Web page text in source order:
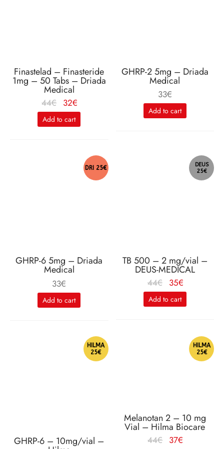
Finastelad – Finasteride
1mg – 50 Tabs – Driada
Medical
44€
Le
prix
initial
32€
actuel
Add to cart
GHRP-2 5mg – Driada
Medical
33€
Add to cart
DRI 25€
GHRP-6 5mg – Driada
Medical
33€
Add to cart
DEUS
25€
TB 500 – 2 mg/vial –
DEUS-MEDICAL
44€
Le
prix
initial
35€
actuel
Add to cart
HILMA
25€
GHRP-6 – 10mg/vial –
HILMA
25€
Melanotan 2 – 10 mg
Vial – Hilma Biocare
44€
Le
37€